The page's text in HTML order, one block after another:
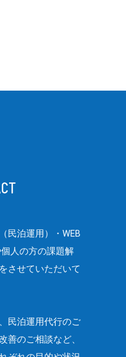
民泊運用）・WEB
人の方の課題解
させていただいて
民泊運用代行のご
善のご相談など、